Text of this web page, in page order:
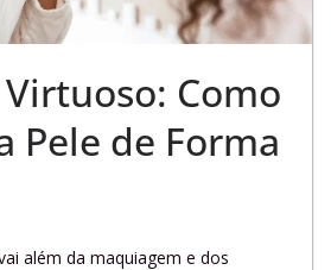
Como
Pele de Forma
além da maquiagem e dos